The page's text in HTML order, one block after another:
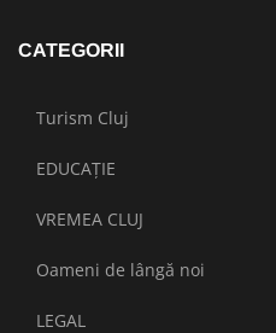
CATEGORII
Turism Cluj
EDUCAȚIE
VREMEA CLUJ
Oameni de lângă noi
LEGAL